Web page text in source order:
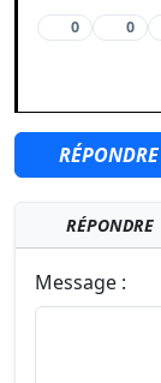
0 0
RÉPONDRE
RÉPONDRE
Message :